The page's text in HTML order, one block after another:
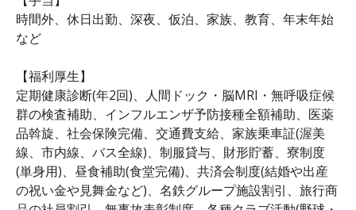
時間外、休日出勤、深夜、仮泊、家族、教育、年末年始
など
【福利厚生】
定期健康診断(年2回)、人間ドック・脳MRI・無呼吸症候
群の検査補助、インフルエンザ予防接種全額補助、医薬
品斡旋、社会保険完備、交通費支給、家族乗車証(渥美
線、市内線、バス全線)、制服貸与、財形貯蓄、寮制度
(単身用)、昼食補助(食堂完備)、共済会制度(結婚や出産
の祝い金や見舞金など)、名鉄グループ施設割引、旅行商